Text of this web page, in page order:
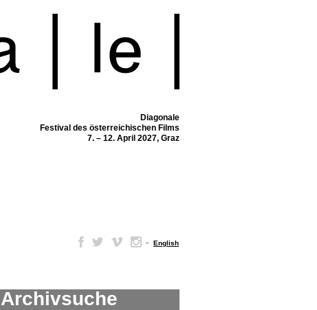
Diagonale
Festival des österreichischen Films
7. – 12. April 2027, Graz
– English
Archivsuche